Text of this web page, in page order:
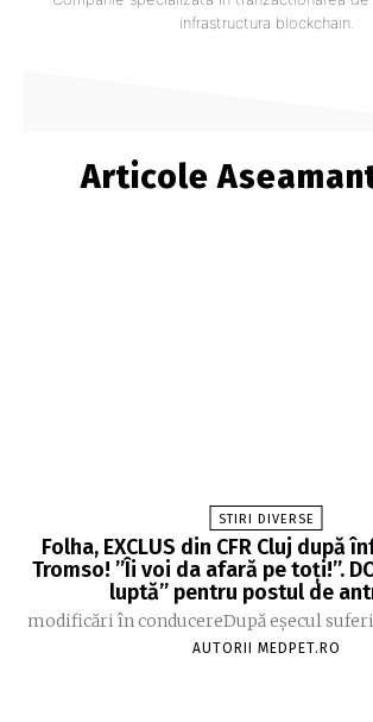
infrastructura blockchain.
Articole
STIRI DIVERSE
Folha, EXCLUS din CFR Cluj după
Tromso! ”Îi voi da afară pe toți!”.
luptă” pentru postul de
modificări în conducereDupă eșecul
AUTORII MEDPET.RO